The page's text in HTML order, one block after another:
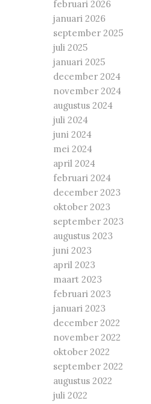
februari 2026
januari 2026
september 2025
juli 2025
januari 2025
december 2024
november 2024
augustus 2024
juli 2024
juni 2024
mei 2024
april 2024
februari 2024
december 2023
oktober 2023
september 2023
augustus 2023
juni 2023
april 2023
maart 2023
februari 2023
januari 2023
december 2022
november 2022
oktober 2022
september 2022
augustus 2022
juli 2022